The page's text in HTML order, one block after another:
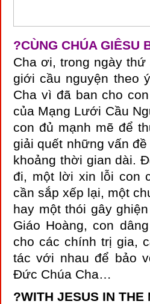
?CÙNG CHÚA GIÊSU
Cha ơi, trong ngày
giới cầu nguyện theo
Cha vì đã ban cho
của Mạng Lưới Cầu
con đủ mạnh mẽ để
giải quết những vấn
khoảng thời gian dài.
đi, một lời xin lỗi con
cần sắp xếp lại, một
hay một thói gây
Giáo Hoàng, con
cho các chính trị gia,
tác với nhau để bảo
Đức Chúa Cha…
?WITH JESUS IN THE